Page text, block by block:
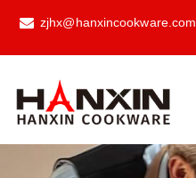
zjhx@hanxincookware.com